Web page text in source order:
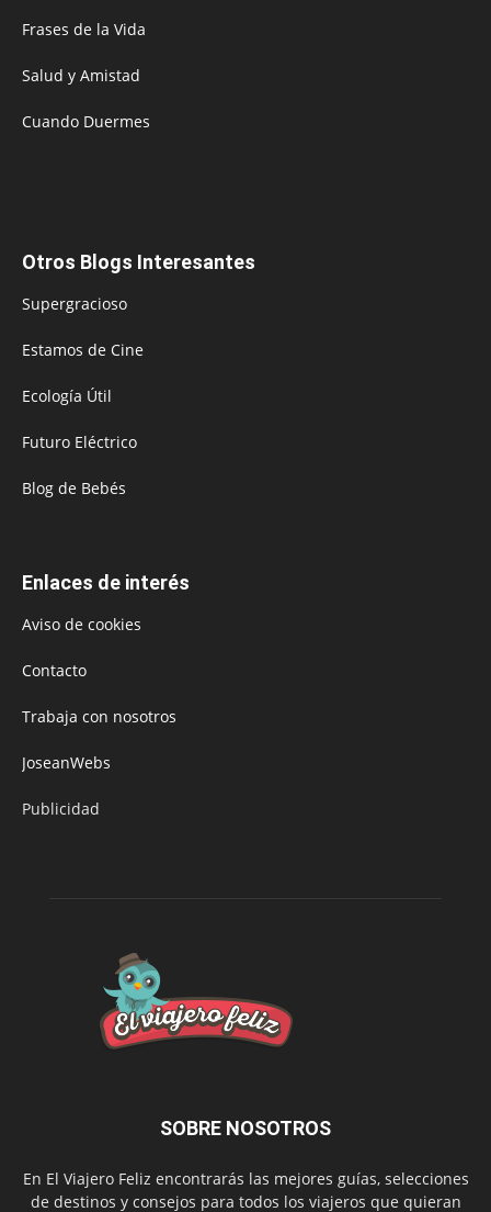
Frases de la Vida
Salud y Amistad
Cuando Duermes
Otros Blogs Interesantes
Supergracioso
Estamos de Cine
Ecología Útil
Futuro Eléctrico
Blog de Bebés
Enlaces de interés
Aviso de cookies
Contacto
Trabaja con nosotros
JoseanWebs
Publicidad
SOBRE NOSOTROS
En El Viajero Feliz encontrarás las mejores guías, selecciones
de destinos y consejos para todos los viajeros que quieran